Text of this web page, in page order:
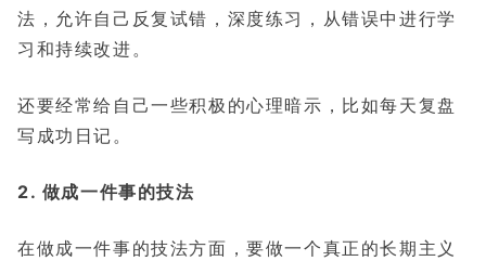
法，允许自己反复试错，深度练习，从错误中进行学
习和持续改进。
还要经常给自己一些积极的心理暗示，比如每天复盘
写成功日记。
2. 做成一件事的技法
在做成一件事的技法方面，要做一个真正的长期主义